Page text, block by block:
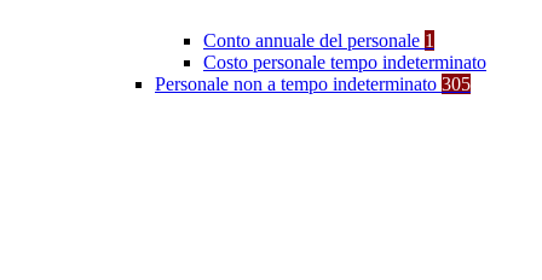
Conto annuale del personale 1
Costo personale tempo indeterminato
Personale non a tempo indeterminato 305